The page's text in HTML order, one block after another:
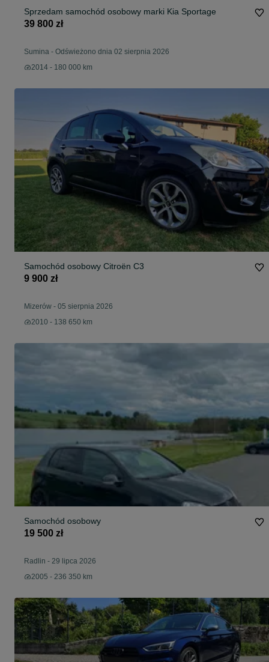
Sprzedam samochód osobowy marki Kia Sportage
39 800 zł
Sumina - Odświeżono dnia 02 sierpnia 2026
2014 - 180 000 km
Samochód osobowy Citroën C3
9 900 zł
Mizerów - 05 sierpnia 2026
2010 - 138 650 km
Samochód osobowy
19 500 zł
Radlin - 29 lipca 2026
2005 - 236 350 km